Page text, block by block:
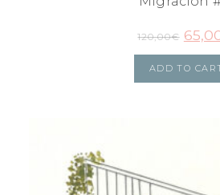
120,00€
ADD TO